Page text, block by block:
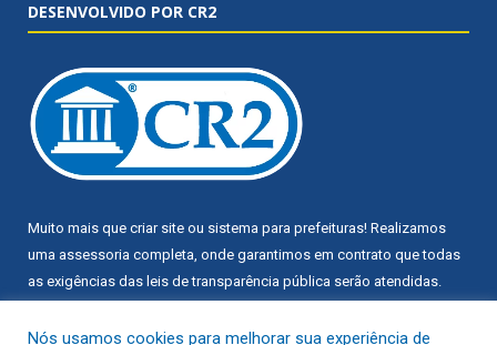
DESENVOLVIDO POR CR2
Muito mais que criar site ou sistema para prefeituras! Realizamos
uma assessoria completa, onde garantimos em contrato que todas
as exigências das leis de transparência pública serão atendidas.
Conheça oPNTPe oRadar da Transparência Pública
Nós usamos cookies para melhorar sua experiência de